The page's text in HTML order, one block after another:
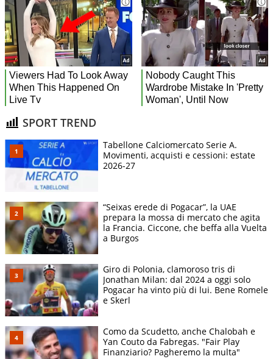
SPORT TREND
Tabellone Calciomercato Serie A.
Movimenti, acquisti e cessioni: estate
2026-27
“Seixas erede di Pogacar”, la UAE
prepara la mossa di mercato che agita
la Francia. Ciccone, che beffa alla Vuelta
a Burgos
Giro di Polonia, clamoroso tris di
Jonathan Milan: dal 2024 a oggi solo
Pogacar ha vinto più di lui. Bene Romele
e Skerl
Como da Scudetto, anche Chalobah e
Yan Couto da Fabregas. "Fair Play
Finanziario? Pagheremo la multa"